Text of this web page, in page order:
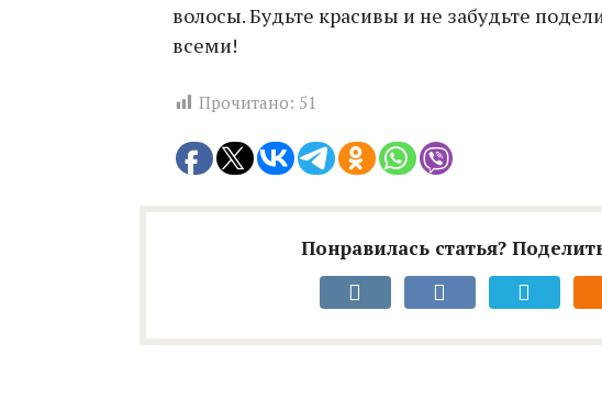
волосы. Будьте красивы и не забудьте
всеми!
Прочитано: 51
Понравилась статья?